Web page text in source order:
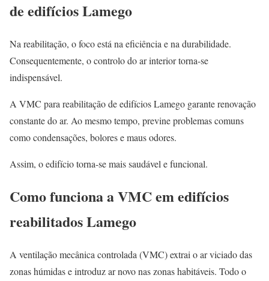
de edifícios Lamego
Na reabilitação, o foco está na eficiência e na durabilidade.
Consequentemente, o controlo do ar interior torna-se
indispensável.
A VMC para reabilitação de edifícios Lamego garante renovação
constante do ar. Ao mesmo tempo, previne problemas comuns
como condensações, bolores e maus odores.
Assim, o edifício torna-se mais saudável e funcional.
Como funciona a VMC em edifícios
reabilitados Lamego
A ventilação mecânica controlada (VMC) extrai o ar viciado das
zonas húmidas e introduz ar novo nas zonas habitáveis. Todo o